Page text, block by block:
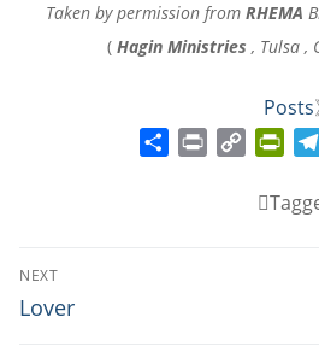
RHEMA
Hagin Ministries , Tulsa ,
)
NEXT
Next
Lover